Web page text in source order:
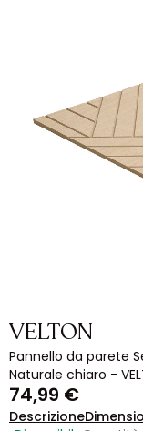
VELTON
Pannello da parete
Naturale chiaro -
74,99 €
Descrizione